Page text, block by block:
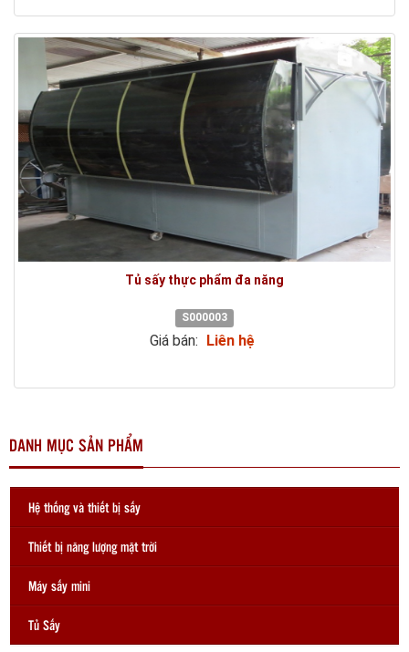
Tủ sấy thực phẩm đa năng
S000003
Giá bán: Liên hệ
DANH MỤC SẢN PHẨM
Hệ thống và thiết bị sấy
Thiết bị năng lượng mặt trời
Máy sấy mini
Tủ Sấy